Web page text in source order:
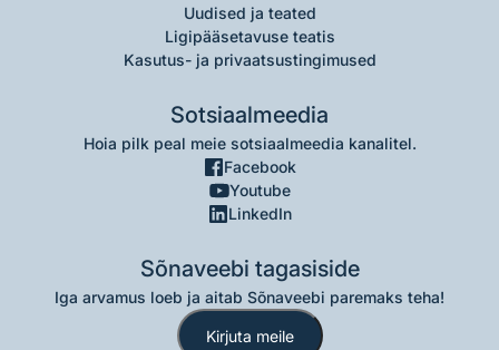
Uudised ja teated
Ligipääsetavuse teatis
Kasutus- ja privaatsustingimused
Sotsiaalmeedia
Hoia pilk peal meie sotsiaalmeedia kanalitel.
Facebook
Youtube
LinkedIn
Sõnaveebi tagasiside
Iga arvamus loeb ja aitab Sõnaveebi paremaks teha!
Kirjuta meile